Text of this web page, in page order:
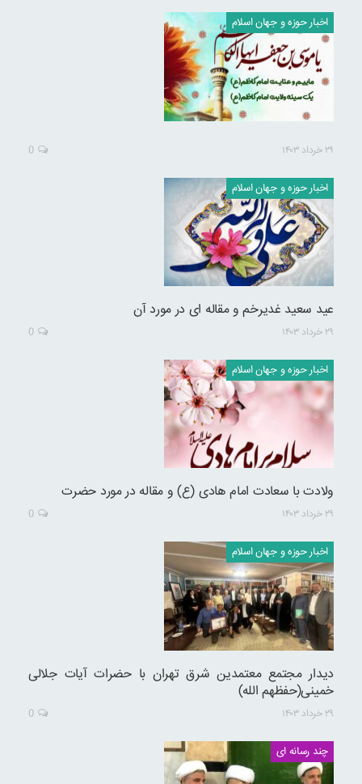
اخبار حوزه و جهان اسلام
۲۹ خرداد ۱۴۰۳ 0
اخبار حوزه و جهان اسلام
عید سعید غدیرخم و مقاله ای در مورد آن
۲۹ خرداد ۱۴۰۳ 0
اخبار حوزه و جهان اسلام
ولادت با سعادت امام هادی (ع) و مقاله در مورد حضرت
۲۹ خرداد ۱۴۰۳ 0
اخبار حوزه و جهان اسلام
دیدار مجتمع معتمدین شرق تهران با حضرات آیات جلالی
خمینی(حفظهم الله)
۲۹ خرداد ۱۴۰۳ 0
چند رسانه ای